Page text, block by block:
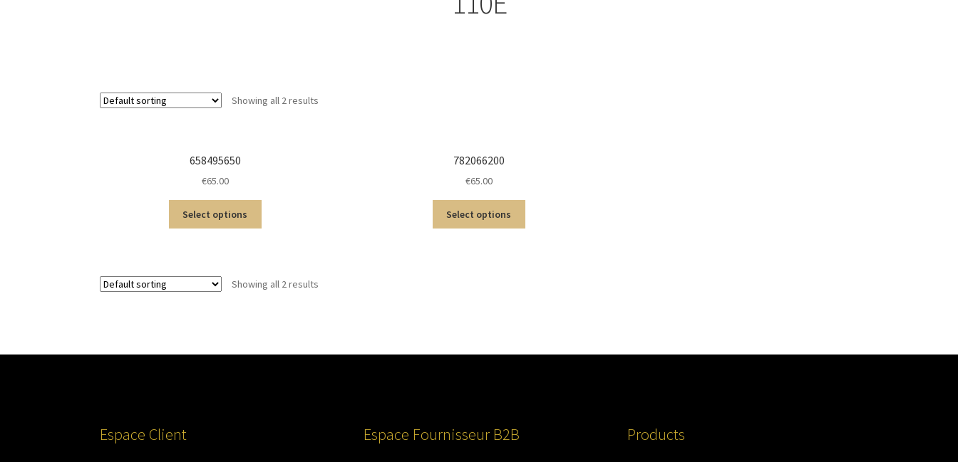
Showing all 2 results
658495650
€65.00
Select options
782066200
€65.00
Select options
Showing all 2 results
Espace Client Espace Fournisseur B2B Products